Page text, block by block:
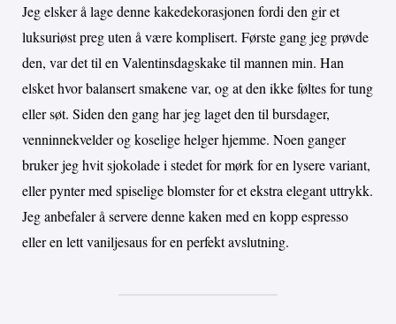
Jeg elsker å lage denne kakedekorasjonen fordi den gir et
luksuriøst preg uten å være komplisert. Første gang jeg prøvde
den, var det til en Valentinsdagskake til mannen min. Han
elsket hvor balansert smakene var, og at den ikke føltes for tung
eller søt. Siden den gang har jeg laget den til bursdager,
venninnekvelder og koselige helger hjemme. Noen ganger
bruker jeg hvit sjokolade i stedet for mørk for en lysere variant,
eller pynter med spiselige blomster for et ekstra elegant uttrykk.
Jeg anbefaler å servere denne kaken med en kopp espresso
eller en lett vaniljesaus for en perfekt avslutning.